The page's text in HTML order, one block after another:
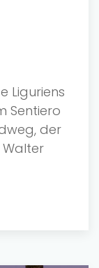
Liguriens
Sentiero
der